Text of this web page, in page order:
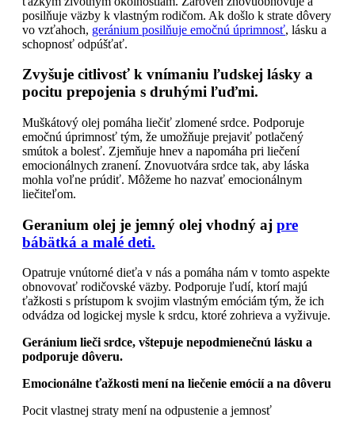
posilňuje väzby k vlastným rodičom. Ak došlo k strate dôvery
vo vzťahoch, geránium posilňuje emočnú úprimnosť, lásku a
schopnosť odpúšťať.
Zvyšuje citlivosť k vnímaniu ľudskej lásky a
pocitu prepojenia s druhými ľuďmi.
Muškátový olej pomáha liečiť zlomené srdce. Podporuje
emočnú úprimnosť tým, že umožňuje prejaviť potlačený
smútok a bolesť. Zjemňuje hnev a napomáha pri liečení
emocionálnych zranení. Znovuotvára srdce tak, aby láska
mohla voľne prúdiť. Môžeme ho nazvať emocionálnym
liečiteľom.
Geranium olej je jemný olej vhodný aj pre
bábätká a malé deti.
Opatruje vnútorné dieťa v nás a pomáha nám v tomto aspekte
obnovovať rodičovské väzby. Podporuje ľudí, ktorí majú
ťažkosti s prístupom k svojim vlastným emóciám tým, že ich
odvádza od logickej mysle k srdcu, ktoré zohrieva a vyživuje.
Geránium lieči srdce, vštepuje nepodmienečnú lásku a
podporuje dôveru.
Emocionálne ťažkosti mení na liečenie emócií a na dôveru
Pocit vlastnej straty mení na odpustenie a jemnosť